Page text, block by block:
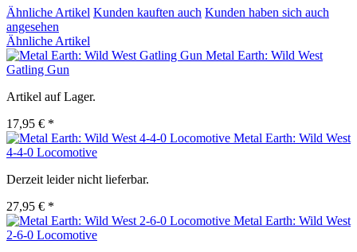
Ähnliche Artikel Kunden kauften auch Kunden haben sich auch
angesehen
Ähnliche Artikel
Metal Earth: Wild West
Gatling Gun
Artikel auf Lager.
17,95 € *
Metal Earth: Wild West
4-4-0 Locomotive
Derzeit leider nicht lieferbar.
27,95 € *
Metal Earth: Wild West
2-6-0 Locomotive